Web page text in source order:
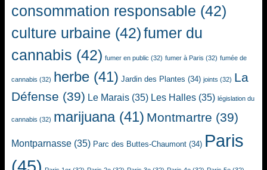
consommation responsable (42)
culture urbaine (42)fumer du
cannabis (42) fumer en public (32) fumer à Paris (32) fumée de
cannabis (32) herbe (41) Jardin des Plantes (34) joints (32) La
Défense (39) Le Marais (35) Les Halles (35) législation du
cannabis (32) marijuana(41) Montmartre (39)
Montparnasse (35) Parc des Buttes-Chaumont (34) Paris